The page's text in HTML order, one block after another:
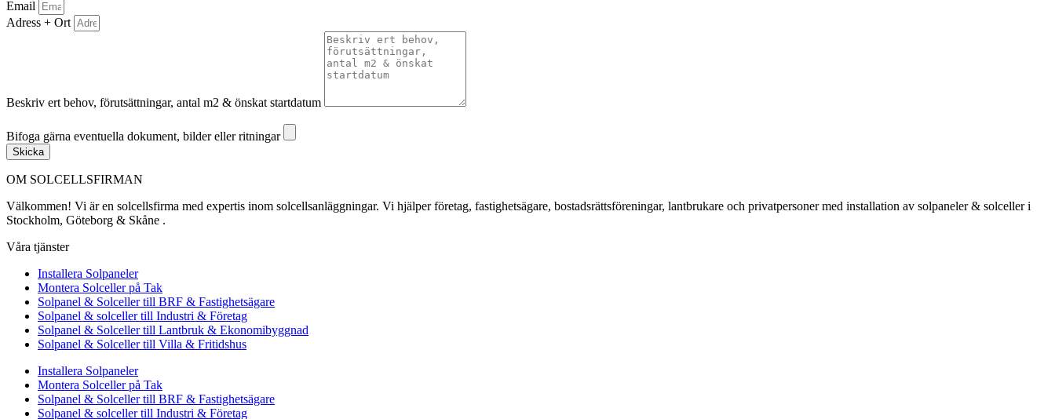
Email
Adress + Ort
Beskriv ert behov, förutsättningar, antal m2 & önskat startdatum
Bifoga gärna eventuella dokument, bilder eller ritningar
Skicka
OM SOLCELLSFIRMAN
Välkommen! Vi är en solcellsfirma med expertis inom solcellsanläggningar. Vi hjälper företag, fastighetsägare, bostadsrättsföreningar, lantbrukare och privatpersoner med installation av solpaneler & solceller i
Stockholm, Göteborg & Skåne .
Våra tjänster
Installera Solpaneler
Montera Solceller på Tak
Solpanel & Solceller till BRF & Fastighetsägare
Solpanel & solceller till Industri & Företag
Solpanel & Solceller till Lantbruk & Ekonomibyggnad
Solpanel & Solceller till Villa & Fritidshus
Installera Solpaneler
Montera Solceller på Tak
Solpanel & Solceller till BRF & Fastighetsägare
Solpanel & solceller till Industri & Företag